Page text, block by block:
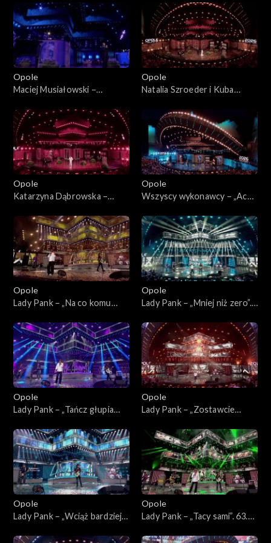
będzie...”. Koncert w hołdzie
Magdzie Umer i Agnieszce
Osieckiej
będzie...”. Koncert w hołdzie
Magdzie Umer i Agnieszce
Osieckiej
Opole
Maciej Musiałowski –
„Kiedy mnie już nie będzie...”.
Koncert w hołdzie Magdzie
Umer i Agnieszce Osieckiej
Opole
Natalia Szroeder i Kuba
płomieniach liści”. 63. KFPP:
„Kiedy mnie już nie będzie...”.
Koncert w hołdzie Magdzie
Umer i Agnieszce Osieckiej
Opole
Katarzyna Dąbrowska –
„Kiedy mnie już nie będzie...”.
Koncert w hołdzie Magdzie
Umer i Agnieszce Osieckiej
Opole
Wszyscy wykonawcy – „Ach
„Kiedy mnie już nie będzie...”.
Koncert w hołdzie Magdzie
Umer i Agnieszce Osieckiej
Opole
Lady Pank – „Na co komu
lecia zespołu Lady Pank
Opole
Lady Pank – „Mniej niż zero”.
zespołu Lady Pank
Opole
Lady Pank – „Tańcz głupia
45-lecia zespołu Lady Pank
Opole
Lady Pank – „Zostawcie
45-lecia zespołu Lady Pank
Opole
Lady Pank – „Wciąż bardziej
Opole
Lady Pank – „Tacy sami”. 63.